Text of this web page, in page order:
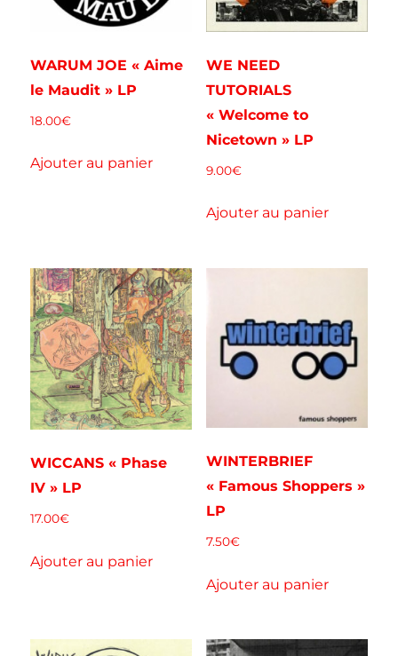
WARUM JOE « Aime
le Maudit » LP
18.00€
Ajouter au panier
WE NEED
TUTORIALS
« Welcome to
Nicetown » LP
9.00€
Ajouter au panier
WICCANS « Phase
IV » LP
17.00€
Ajouter au panier
WINTERBRIEF
« Famous Shoppers »
LP
7.50€
Ajouter au panier